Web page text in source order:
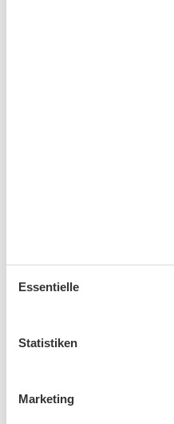
Wohnzimmer
Geschirrspülmaschine
Kaffeemaschine
Essentielle
Statistiken
Marketing